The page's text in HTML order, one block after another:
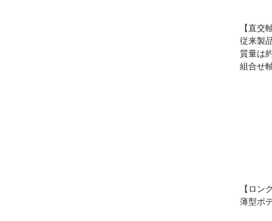
【直交
従来製
質量は
組合せ
【ロン
薄型ボ